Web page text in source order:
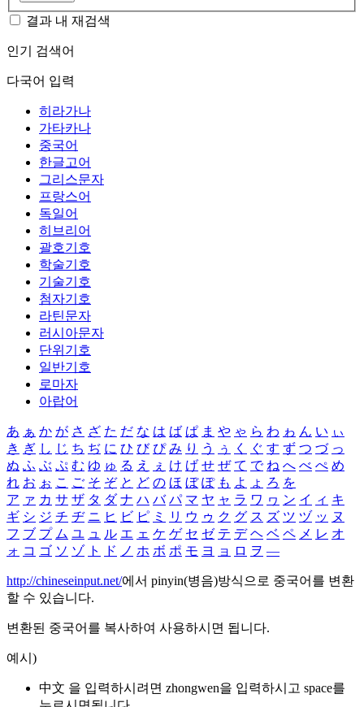
결과 내 재검색
인기 검색어
다국어 입력
히라가나
가타카나
중국어
한글고어
그리스문자
프랑스어
독일어
히브리어
괄호기호
학술기호
기술기호
첨자기호
라틴문자
러시아문자
단위기호
일반기호
로마자
아랍어
あ ぁ か が さ ざ た だ な は ば ぱ ま や ゃ ら わ ゎ ん い ぃ
き ぎ し じ ち ぢ に ひ び ぴ み り う ぅ く ぐ す ず つ づ っ
ぬ ふ ぶ ぷ む ゆ ゅ る え ぇ け げ せ ぜ て で ね へ べ ぺ め
れ お ぉ こ ご そ ぞ と ど の ほ ぼ ぽ も よ ょ ろ を
ア ァ カ サ ザ タ ダ ナ ハ バ パ マ ヤ ャ ラ ワ ヮ ン イ ィ キ
ギ シ ジ チ ヂ ニ ヒ ビ ピ ミ リ ウ ゥ ク グ ス ズ ツ ヅ ッ ヌ
フ ブ プ ム ユ ュ ル エ ェ ケ ゲ セ ゼ テ デ ヘ ベ ペ メ レ オ
ォ コ ゴ ソ ゾ ト ド ノ ホ ボ ポ モ ヨ ョ ロ ヲ ―
http://chineseinput.net/에서 pinyin(병음)방식으로 중국어를 변환
할 수 있습니다.
변환된 중국어를 복사하여 사용하시면 됩니다.
예시)
中文 을 입력하시려면 zhongwen을 입력하시고 space를